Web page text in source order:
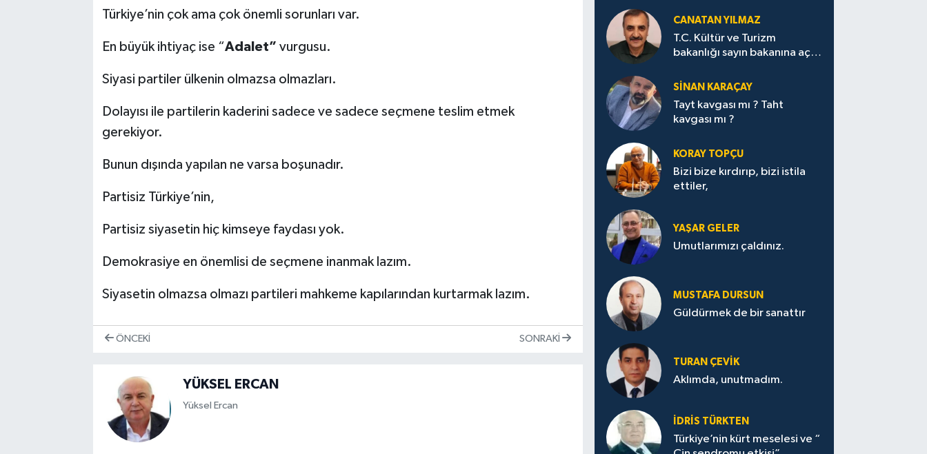
Türkiye’nin çok ama çok önemli sorunları var.
En büyük ihtiyaç ise “Adalet” vurgusu.
Siyasi partiler ülkenin olmazsa olmazları.
Dolayısı ile partilerin kaderini sadece ve sadece seçmene teslim etmek
gerekiyor.
Bunun dışında yapılan ne varsa boşunadır.
Partisiz Türkiye’nin,
Partisiz siyasetin hiç kimseye faydası yok.
Demokrasiye en önemlisi de seçmene inanmak lazım.
Siyasetin olmazsa olmazı partileri mahkeme kapılarından kurtarmak lazım.
ÖNCEKI SONRAKI
YÜKSEL ERCAN
Yüksel Ercan
CANATAN YILMAZ
T.C. Kültür ve Turizm
bakanlığı sayın bakanına açık
SİNAN KARAÇAY
Tayt kavgası mı ? Taht
kavgası mı ?
KORAY TOPÇU
Bizi bize kırdırıp, bizi istila
ettiler,
YAŞAR GELER
Umutlarımızı çaldınız.
MUSTAFA DURSUN
Güldürmek de bir sanattır
TURAN ÇEVİK
Aklımda, unutmadım.
İDRİS TÜRKTEN
Türkiye’nin kürt meselesi ve “